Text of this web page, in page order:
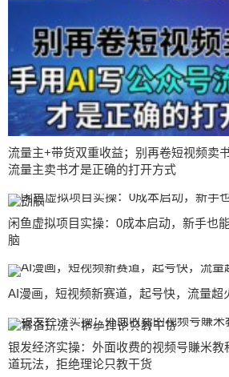
流量主+带货双重收益；别再卷短视频卖
流量主卖书才是正确的打开方式
闲鱼虚拟项目实操：0成本启动，新手也
脑
AI漫画，短视频新赛道，起号快，流量超
银发经济实操：外面收费的视频号賺米
道玩法，拒绝理论只教干货